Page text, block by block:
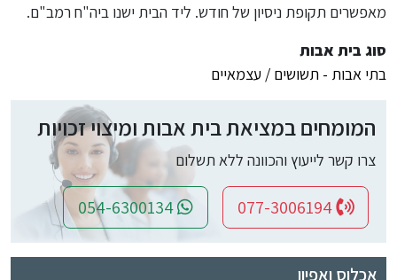
מאפשרים תקופת ניסיון של חודש. ליד הבית ישנו ביה"ח רמב"ם.
סוג בית אבות
בתי אבות - תשושים / עצמאיים
המומחים במציאת בית אבות ומיצוי זכויות
צרו קשר לייעוץ והכוונה ללא תשלום
אכלוס ואפיון